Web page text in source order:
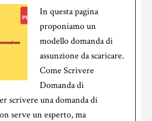
In questa pagina
proponiamo un
modello domanda di
assunzione da scaricare.
Come Scrivere
Domanda di
scrivere una domanda di
serve un esperto, ma